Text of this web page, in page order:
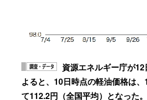
資源エネルギー庁が
よると、10日時点の軽油価格は
て112.2円（全国平均）となった。